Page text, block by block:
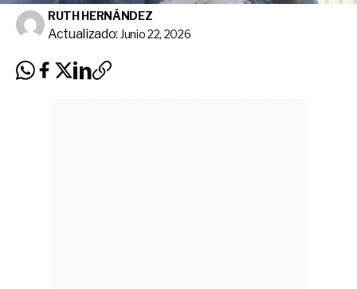
RUTH HERNÁNDEZ
Actualizado: Junio 22, 2026